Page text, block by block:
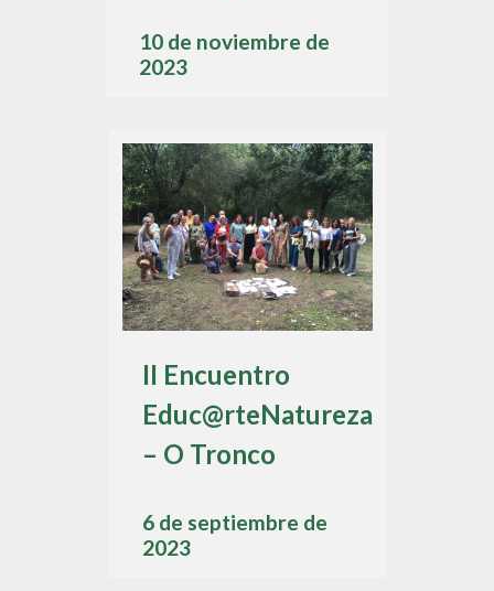
10 de noviembre de
2023
II Encuentro
Educ@rteNatureza
– O Tronco
6 de septiembre de
2023